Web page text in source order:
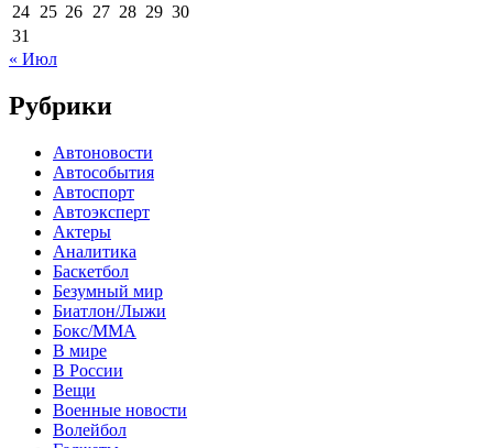
24 25 26 27 28 29 30
31
« Июл
Рубрики
Автоновости
Автособытия
Автоспорт
Автоэксперт
Актеры
Аналитика
Баскетбол
Безумный мир
Биатлон/Лыжи
Бокс/MMA
В мире
В России
Вещи
Военные новости
Волейбол